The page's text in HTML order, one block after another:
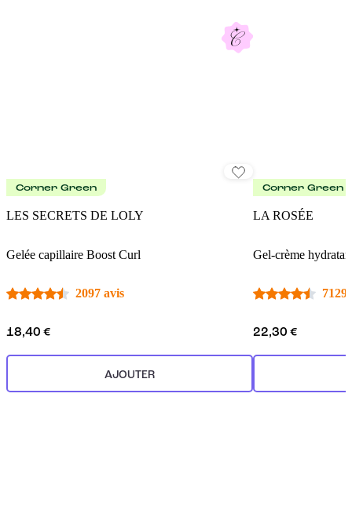
Corner Green
LES SECRETS DE LOLY
Gelée capillaire Boost Curl
2097 avis
18,40 €
AJOUTER
Corner Green
LA ROSÉE
Gel-crème
7129
22,30 €